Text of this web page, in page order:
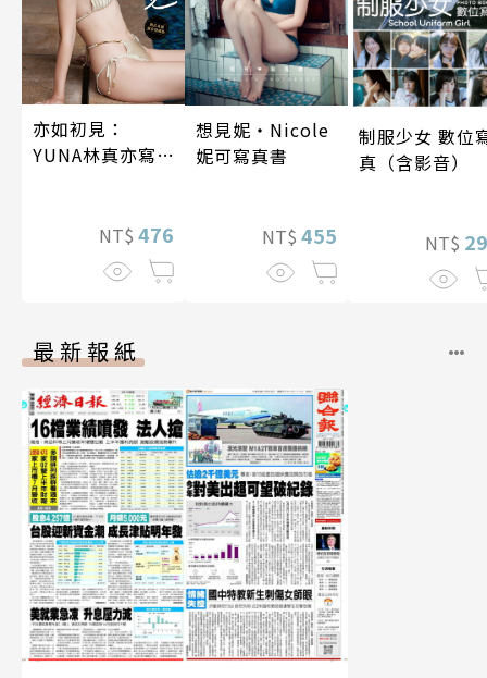
亦如初見：
YUNA林真亦寫
NT$ 476
想見妮‧Nicole
妮可寫真書
NT$ 455
制服少女 數位
真（含影音）
NT$
最新報紙